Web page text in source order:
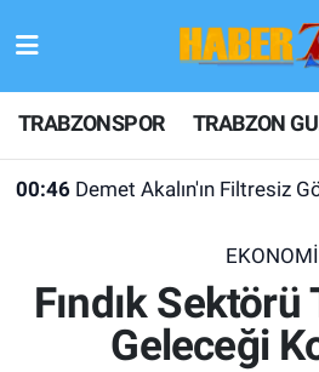
TRABZONSPOR TRABZON
00:46 Demet Akalın'ın Filtresiz
EKONOMİ
Fındık
Geleceği
TRABZONSPOR
TRABZON GUNDEMI
KULİS MEYDANI
Hava Durumu
Trafik Durumu
Son Dakika Haberleri